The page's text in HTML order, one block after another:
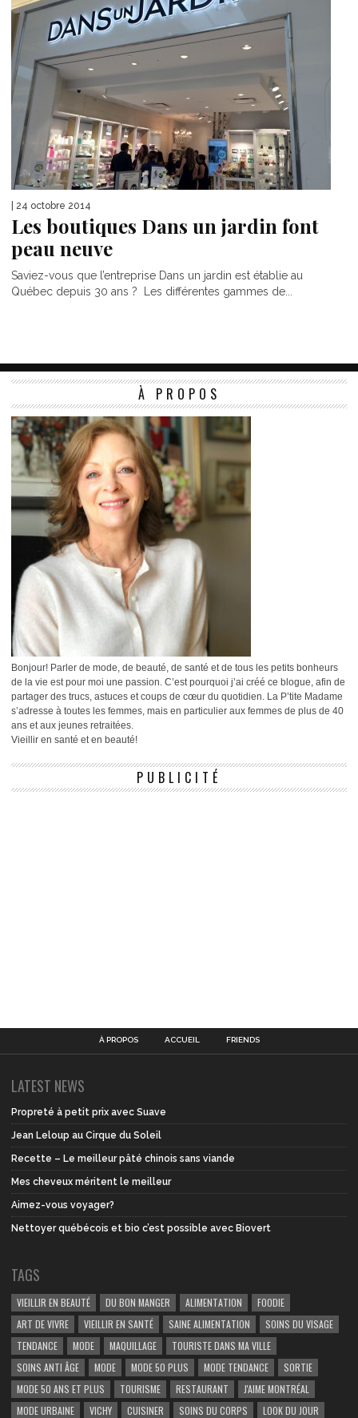
| 24 octobre 2014
Les boutiques Dans un jardin font
peau neuve
Saviez-vous que l’entreprise Dans un jardin est établie au
Québec depuis 30 ans ? Les différentes gammes de...
À PROPOS
Bonjour! Parler de mode, de beauté, de santé et de tous les petits bonheurs
de la vie est pour moi une passion. C’est pourquoi j’ai créé ce blogue, afin de
partager des trucs, astuces et coups de cœur du quotidien. La P’tite Madame
s’adresse à toutes les femmes, mais en particulier aux femmes de plus de 40
ans et aux jeunes retraitées.
Vieillir en santé et en beauté!
PUBLICITÉ
À PROPOS ACCUEIL FRIENDS
LATEST NEWS
Propreté à petit prix avec Suave
Jean Leloup au Cirque du Soleil
Recette – Le meilleur pâté chinois sans viande
Mes cheveux méritent le meilleur
Aimez-vous voyager?
Nettoyer québécois et bio c’est possible avec Biovert
TAGS
VIEILLIR EN BEAUTÉ DU BON MANGER ALIMENTATION
FOODIE
ART DE VIVRE
VIEILLIR EN SANTÉ SAINE ALIMENTATION
SOINS DU VISAGE
TENDANCE
MODE MAQUILLAGE
TOURISTE DANS MA VILLE
SOINS ANTI ÂGE
MODE MODE 50 PLUS MODE TENDANCE
SORTIE
MODE 50 ANS ET PLUS
TOURISME RESTAURANT
J'AIME MONTRÉAL
MODE URBAINE
VICHY CUISINER SOINS DU CORPS LOOK DU JOUR